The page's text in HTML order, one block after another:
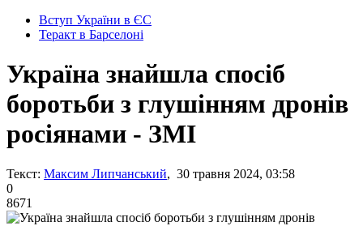
Вступ України в ЄС
Теракт в Барселоні
Україна знайшла спосіб
боротьби з глушінням дронів
росіянами - ЗМІ
Текст: Максим Липчанський, 30 травня 2024, 03:58
0
8671